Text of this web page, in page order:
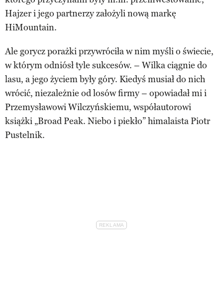
Hajzer i jego partnerzy założyli nową markę
HiMountain.
Ale gorycz porażki przywróciła w nim myśli o świecie,
w którym odniósł tyle sukcesów. – Wilka ciągnie do
lasu, a jego życiem były góry. Kiedyś musiał do nich
wrócić, niezależnie od losów firmy – opowiadał mi i
Przemysławowi Wilczyńskiemu, współautorowi
książki „Broad Peak. Niebo i piekło” himalaista Piotr
Pustelnik.